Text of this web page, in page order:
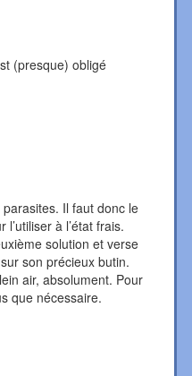
(presque) obligé
Il faut donc le
à l’état frais.
solution et verse
son précieux butin.
air, absolument. Pour
que nécessaire.